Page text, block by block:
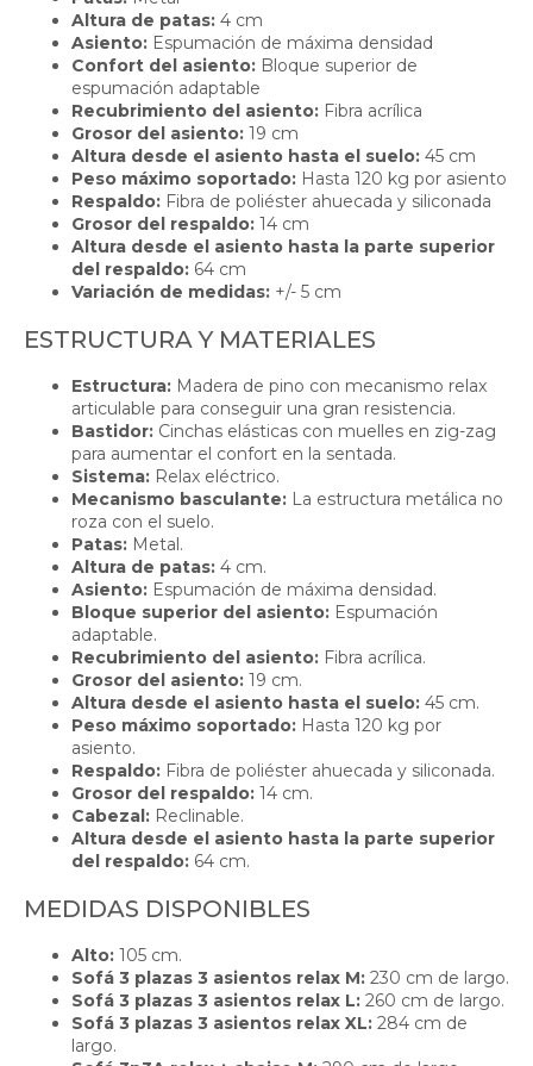
Altura de patas: 4 cm
Asiento: Espumación de máxima densidad
Confort del asiento: Bloque superior de
espumación adaptable
Recubrimiento del asiento: Fibra acrílica
Grosor del asiento: 19 cm
Altura desde el asiento hasta el suelo: 45 cm
Peso máximo soportado: Hasta 120 kg por asiento
Respaldo: Fibra de poliéster ahuecada y siliconada
Grosor del respaldo: 14 cm
Altura desde el asiento hasta la parte superior
del respaldo: 64 cm
Variación de medidas: +/- 5 cm
ESTRUCTURA Y MATERIALES
Estructura: Madera de pino con mecanismo relax
articulable para conseguir una gran resistencia.
Bastidor: Cinchas elásticas con muelles en zig-zag
para aumentar el confort en la sentada.
Sistema: Relax eléctrico.
Mecanismo basculante: La estructura metálica no
roza con el suelo.
Patas: Metal.
Altura de patas: 4 cm.
Asiento: Espumación de máxima densidad.
Bloque superior del asiento: Espumación
adaptable.
Recubrimiento del asiento: Fibra acrílica.
Grosor del asiento: 19 cm.
Altura desde el asiento hasta el suelo: 45 cm.
Peso máximo soportado: Hasta 120 kg por
asiento.
Respaldo: Fibra de poliéster ahuecada y siliconada.
Grosor del respaldo: 14 cm.
Cabezal: Reclinable.
Altura desde el asiento hasta la parte superior
del respaldo: 64 cm.
MEDIDAS DISPONIBLES
Alto: 105 cm.
Sofá 3 plazas 3 asientos relax M: 230 cm de largo.
Sofá 3 plazas 3 asientos relax L: 260 cm de largo.
Sofá 3 plazas 3 asientos relax XL: 284 cm de
largo.